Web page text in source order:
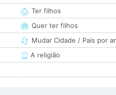
Ter filhos
Quer ter filhos
Mudar Cidade / País por
A religião